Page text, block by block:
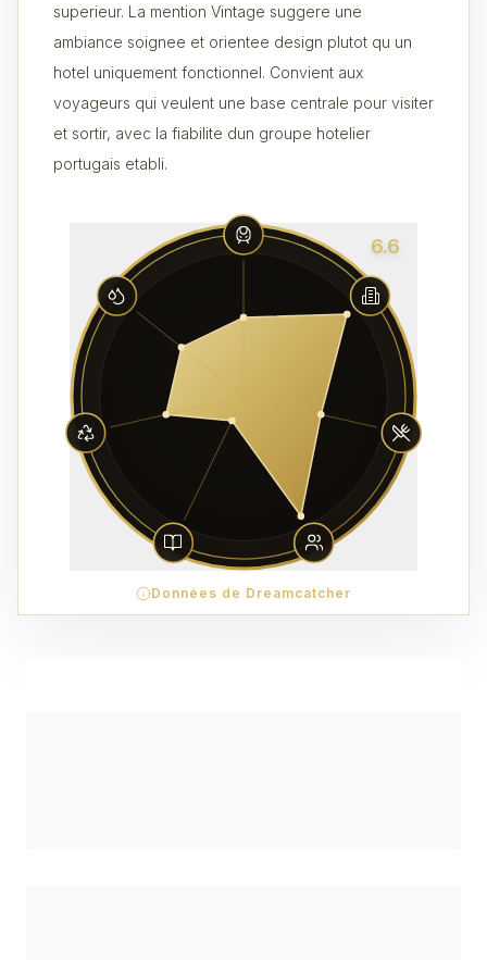
superieur. La mention Vintage suggere une
ambiance soignee et orientee design plutot qu un
hotel uniquement fonctionnel. Convient aux
voyageurs qui veulent une base centrale pour visiter
et sortir, avec la fiabilite dun groupe hotelier
portugais etabli.
6.6
Données de Dreamcatcher